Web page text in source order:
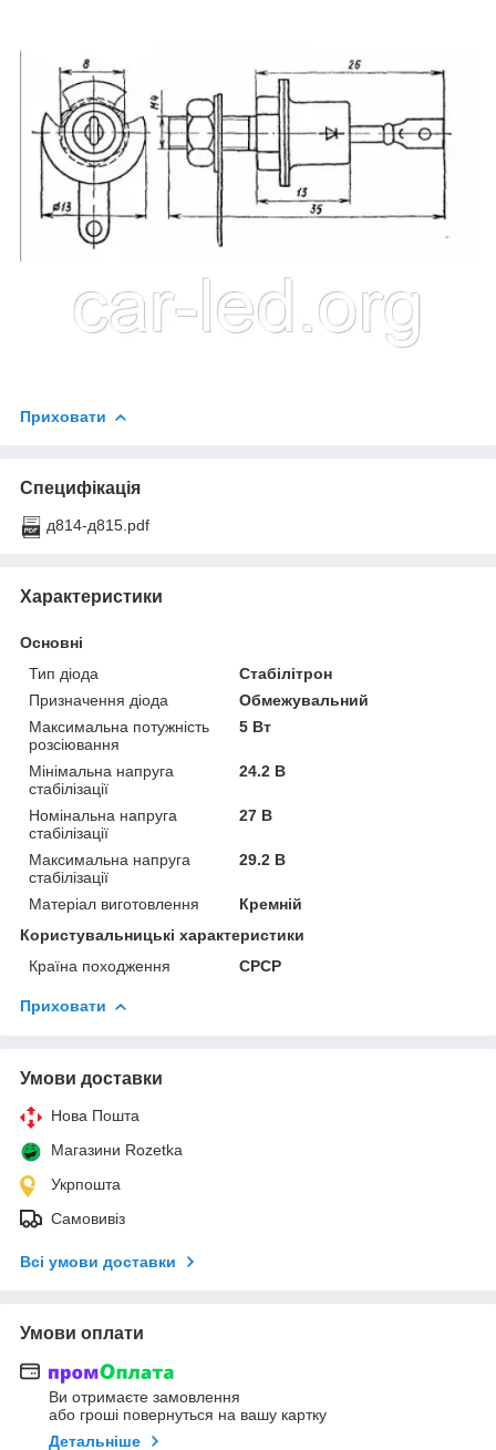
Приховати
Специфікація
д814-д815.pdf
Характеристики
Основні
Тип діода
Стабілітрон
Призначення діода
Обмежувальний
Максимальна потужність
розсіювання
5 Вт
Мінімальна напруга
стабілізації
24.2 В
Номінальна напруга
стабілізації
27 В
Максимальна напруга
стабілізації
29.2 В
Матеріал виготовлення
Кремній
Користувальницькі характеристики
Країна походження
СРСР
Приховати
Умови доставки
Нова Пошта
Магазини Rozetka
Укрпошта
Самовивіз
Всі умови доставки
Умови оплати
Ви отримаєте замовлення
або гроші повернуться на вашу картку
Детальніше